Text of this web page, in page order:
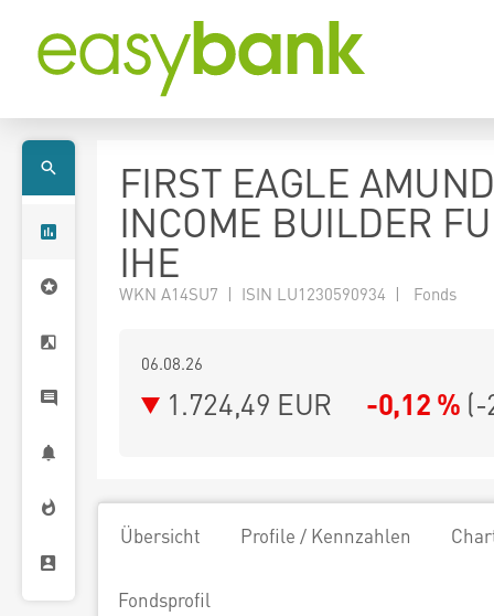
FIRST EAGLE
INCOME BUILDER
IHE
WKN A14SU7 | ISIN LU1230590934 | Fonds
06.08.26
1.724,49 EUR -0,12 % (-
Übersicht Profile / Kennzahlen
Fondsprofil